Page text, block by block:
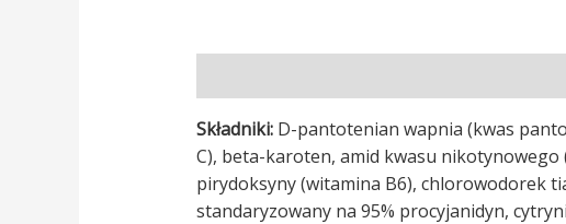
Składniki:D-pantotenian wapnia (kwas
C), beta-karoten, amid kwasu
pirydoksyny (witamina B6), chlorowodorek
standaryzowany na 95% procyjanidyn,